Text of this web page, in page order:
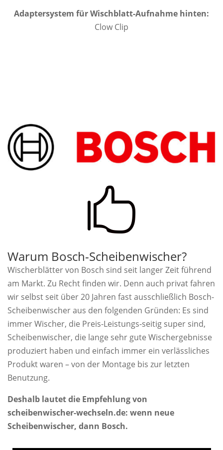
Adaptersystem für Wischblatt-Aufnahme hinten:
Clow Clip

Warum Bosch-Scheibenwischer?
Wischerblätter von Bosch sind seit langer Zeit führend
am Markt. Zu Recht finden wir. Denn auch privat fahren
wir selbst seit über 20 Jahren fast ausschließlich Bosch-
Scheibenwischer aus den folgenden Gründen: Es sind
immer Wischer, die Preis-Leistungs-seitig super sind,
Scheibenwischer, die lange sehr gute Wischergebnisse
produziert haben und einfach immer ein verlässliches
Produkt waren – von der Montage bis zur letzten
Benutzung.
Deshalb lautet die Empfehlung von
scheibenwischer-wechseln.de: wenn neue
Scheibenwischer, dann Bosch.